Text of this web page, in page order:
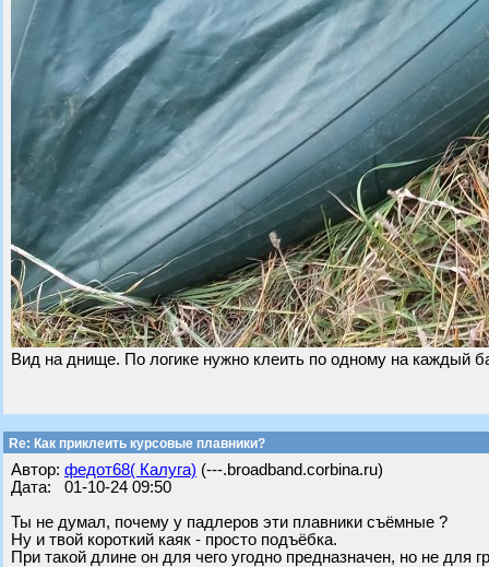
Вид на днище. По логике нужно клеить по одному на каждый
Re: Как приклеить курсовые плавники?
Автор: федот68( Калуга) (---.broadband.corbina.ru)
Дата: 01-10-24 09:50
Ты не думал, почему у падлеров эти плавники съёмные ?
Ну и твой короткий каяк - просто подъёбка.
При такой длине он для чего угодно предназначен, но не для